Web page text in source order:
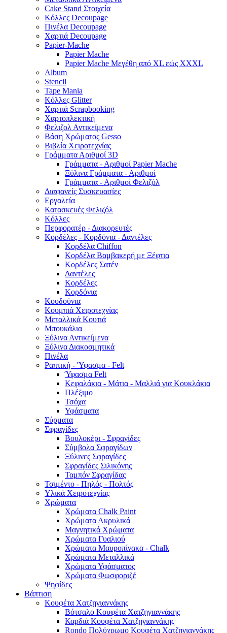
Cake Stand Στοιχεία
Κόλλες Decoupage
Πινέλα Decoupage
Χαρτιά Decoupage
Papier-Mache
Papier Mache
Papier Mache Μεγέθη από XL εώς XXXL
Album
Stencil
Tape Mania
Κόλλες Glitter
Χαρτιά Scrapbooking
Χαρτοπλεκτική
Φελιζολ Αντικείμενα
Βάση Χρώματος Gesso
Βιβλία Χειροτεχνίας
Γράμματα Αριθμοί 3D
Γράμματα - Αριθμοί Papier Mache
Ξύλινα Γράμματα - Αριθμοί
Γράμματα - Αριθμοί Φελιζόλ
Διαφανείς Συσκευασίες
Εργαλεία
Κατασκευές Φελιζόλ
Κόλλες
Περφορατέρ - Διακορευτές
Κορδέλες - Κορδόνια - Δαντέλες
Κορδέλα Chiffon
Κορδέλα Βαμβακερή με Ξέφτια
Κορδέλες Σατέν
Δαντέλες
Κορδέλες
Κορδόνια
Κουδούνια
Κουμπιά Χειροτεχνίας
Μεταλλικά Κουτιά
Μπουκάλια
Ξύλινα Αντικείμενα
Ξύλινα Διακοσμητικά
Πινέλα
Ραπτική - 'Υφασμα - Felt
Ύφασμα Felt
Κεφαλάκια - Μάτια - Μαλλιά για Κουκλάκια
Πλέξιμο
Τσόχα
Υφάσματα
Σύρματα
Σφραγίδες
Βουλοκέρι - Σφραγίδες
Σύμβολα Σφραγίδων
Ξύλινες Σφραγίδες
Σφραγίδες Σιλικόνης
Ταμπόν Σφραγίδας
Τσιμέντο - Πηλός - Πολτός
Υλικά Χειροτεχνίας
Χρώματα
Χρώματα Chalk Paint
Χρώματα Ακρυλικά
Μαγνητικά Χρώματα
Χρώματα Γυαλιού
Χρώματα Μαυροπίνακα - Chalk
Χρώματα Μεταλλικά
Χρώματα Υφάσματος
Χρώματα Φωσφοριζέ
Ψηφίδες
Βάπτιση
Κουφέτα Χατζηγιαννάκης
Βότσαλο Κουφέτα Χατζηγιαννάκης
Καρδιά Κουφέτα Χατζηγιαννάκης
Rondo Πολύχρωμο Κουφέτα Χατζηγιαννάκης